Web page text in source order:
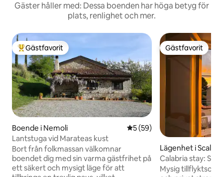
Gäster håller med: Dessa boenden har höga betyg för
plats, renlighet och mer.
Populär gästfavorit
Gästfavorit
Boende i Nemoli 5 av 5 i genomsnittligt
5 (59)
Lantstuga vid Marateas kust
Bort från folkmassan välkomnar
boendet dig med sin varma gästfrihet på
ett säkert och mysigt läge för att
Gästfavorit
Gästfavorit
Lägenhet i Scalea
Calabria stay:
Mysig tillflyktsort